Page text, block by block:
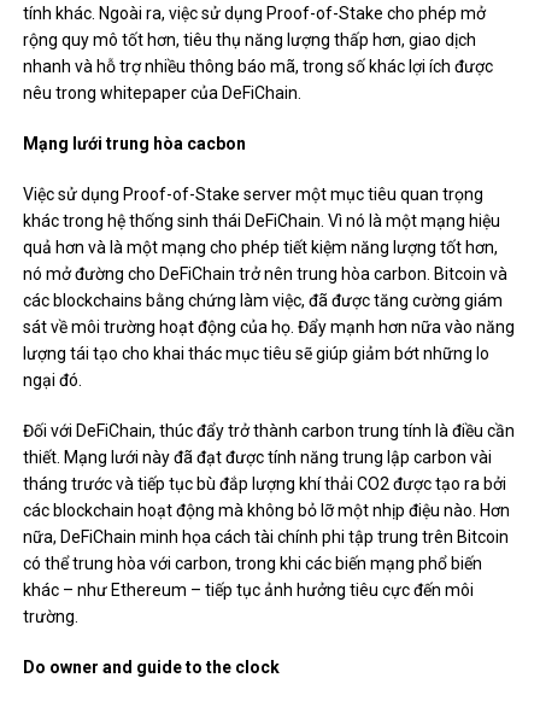
tính khác. Ngoài ra, việc sử dụng Proof-of-Stake cho phép mở
rộng quy mô tốt hơn, tiêu thụ năng lượng thấp hơn, giao dịch
nhanh và hỗ trợ nhiều thông báo mã, trong số khác lợi ích được
nêu trongwhitepaper của DeFiChain.
Mạng lưới trung hòa cacbon
Việc sử dụng Proof-of-Stake server một mục tiêu quan trọng
khác trong hệ thống sinh thái DeFiChain. Vì nó là một mạng hiệu
quả hơn và là một mạng cho phép tiết kiệm năng lượng tốt hơn,
nó mở đường cho DeFiChain trở nên trung hòa carbon. Bitcoin và
các blockchains bằng chứng làm việc, đã được tăng cường giám
sát về môi trường hoạt động của họ. Đẩy mạnh hơn nữa vào năng
lượng tái tạo cho khai thác mục tiêu sẽ giúp giảm bớt những lo
ngại đó.
Đối với DeFiChain, thúc đẩy trở thành carbon trung tính là điều cần
thiết. Mạng lưới này đã đạt được tính năng trung lập carbon vài
tháng trước và tiếp tục bù đắp lượng khí thải CO2 được tạo ra bởi
các blockchain hoạt động mà không bỏ lỡ một nhịp điệu nào. Hơn
nữa, DeFiChain minh họa cách tài chính phi tập trung trên Bitcoin
có thể trung hòa với carbon, trong khi các biến mạng phổ biến
khác – như Ethereum – tiếp tục ảnh hưởng tiêu cực đến môi
trường.
Do owner and guide to the clock